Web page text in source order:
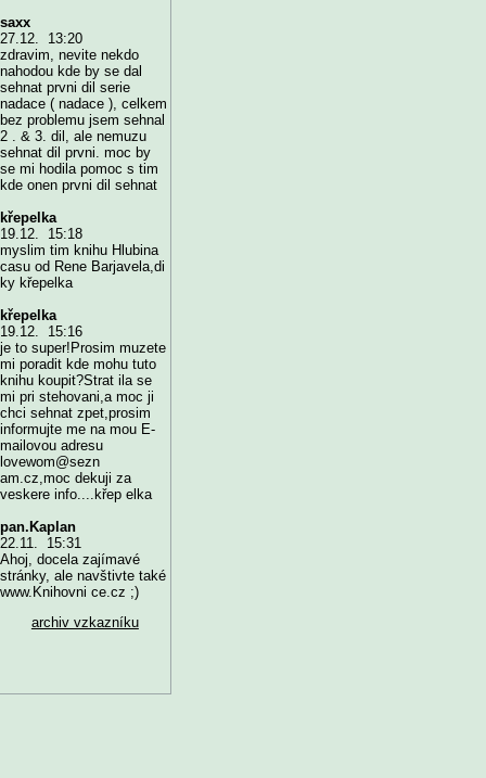
saxx
27.12. 13:20
zdravim, nevite nekdo
nahodou kde by se dal
sehnat prvni dil serie
nadace ( nadace ), celkem
bez problemu jsem sehnal
2 . & 3. dil, ale nemuzu
sehnat dil prvni. moc by
se mi hodila pomoc s tim
kde onen prvni dil sehnat
křepelka
19.12. 15:18
myslim tim knihu Hlubina
casu od Rene Barjavela,di
ky křepelka
křepelka
19.12. 15:16
je to super!Prosim muzete
mi poradit kde mohu tuto
knihu koupit?Strat ila se
mi pri stehovani,a moc ji
chci sehnat zpet,prosim
informujte me na mou E-
mailovou adresu
lovewom@sezn
am.cz,moc dekuji za
veskere info....křep elka
pan.Kaplan
22.11. 15:31
Ahoj, docela zajímavé
stránky, ale navštivte také
www.Knihovni ce.cz ;)
archiv vzkazníku